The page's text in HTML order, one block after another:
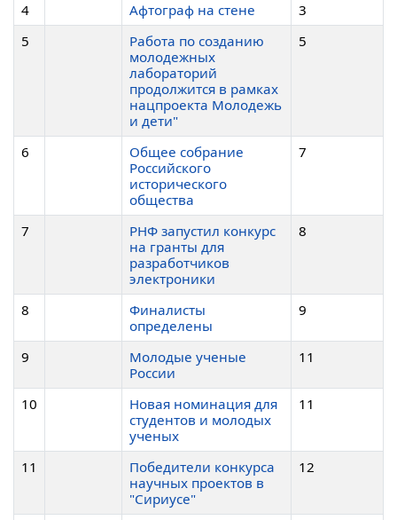
4 Афтограф на стене
3
5
Работа по созданию
молодежных
лабораторий
продолжится в рамках
нацпроекта Молодежь
и дети"
5
6
Общее собрание
Российского
исторического
общества
7
7
РНФ запустил конкурс
на гранты для
разработчиков
электроники
8
8
Финалисты
определены
9
9
Молодые ученые
России
11
10
Новая номинация для
студентов и молодых
ученых
11
11
Победители конкурса
научных проектов в
"Сириусе"
12